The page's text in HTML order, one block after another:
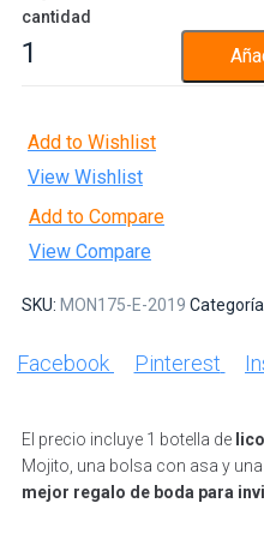
cantidad
Add to Wishlist
View Wishlist
Add to Compare
View Compare
SKU: MON175-E-2019
Facebook Pinterest
El precio incluye 1 botella de
Mojito, una bolsa con asa y
mejor regalo de boda para